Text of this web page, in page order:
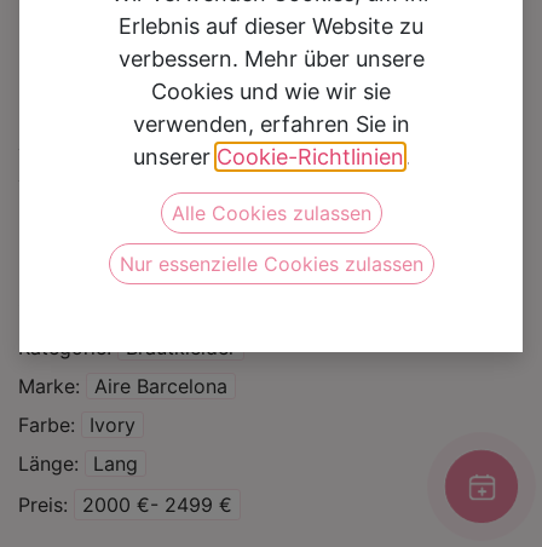
Brautkleid Modell Bliss
Auf die Wunschliste
Kategorie
Brautkleider
Marke
Aire Barcelona
Farbe
Ivory
Länge
Lang
Preis
2000 €- 2499 €
Erlebnis auf dieser Website zu
verbessern. Mehr über unsere
Cookies und wie wir sie
verwenden, erfahren Sie in
unserer Cookie-Richtlinien.
Alle Cookies zulassen
Nur essenzielle Cookies zulassen